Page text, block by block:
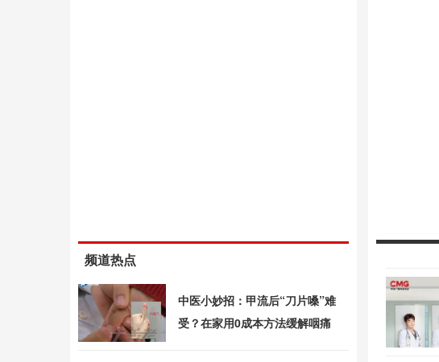
频道热点
中医小妙招：甲流后“刀片嗓”难
受？在家用0成本方法缓解咽痛